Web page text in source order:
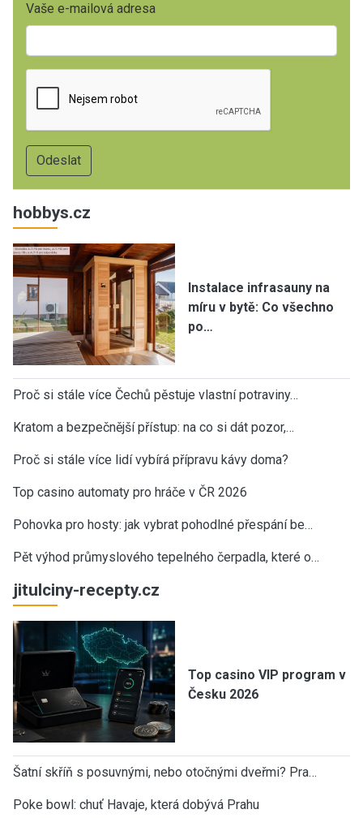
Vaše e-mailová adresa
hobbys.cz
Instalace infrasauny na
míru v bytě: Co všechno
po…
Proč si stále více Čechů pěstuje vlastní potraviny…
Kratom a bezpečnější přístup: na co si dát pozor,…
Proč si stále více lidí vybírá přípravu kávy doma?
Top casino automaty pro hráče v ČR 2026
Pohovka pro hosty: jak vybrat pohodlné přespání be…
Pět výhod průmyslového tepelného čerpadla, které o…
jitulciny-recepty.cz
Top casino VIP program v
Česku 2026
Šatní skříň s posuvnými, nebo otočnými dveřmi? Pra…
Poke bowl: chuť Havaje, která dobývá Prahu